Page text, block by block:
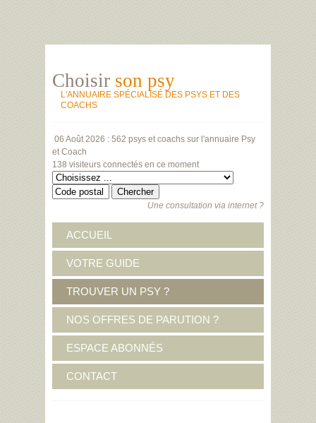
Choisir son psy
L'ANNUAIRE SPÉCIALISÉ DES PSYS ET DES
COACHS
06 Août 2026 : 562 psys et coachs sur l'annuaire Psy
et Coach
138 visiteurs connectés en ce moment
Une consultation via internet ?
ACCUEIL
VOTRE GUIDE
TROUVER UN PSY ?
NOS OFFRES DE PARUTION ?
ESPACE ABONNÉS
CONTACT